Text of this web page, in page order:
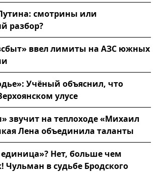
смотрины или
разбор?
ввел лимиты на АЗС южных
Учёный объяснил, что
улусе
звучит на теплоходе «Михаил
Лена объединила таланты
Нет, больше чем
Чульман в судьбе Бродского